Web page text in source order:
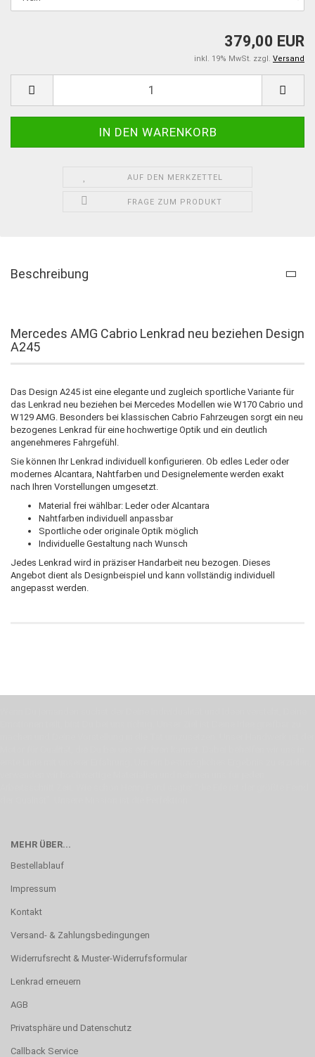
379,00 EUR
inkl. 19% MwSt. zzgl. Versand
AUF DEN MERKZETTEL
FRAGE ZUM PRODUKT
Beschreibung
Mercedes AMG Cabrio Lenkrad neu beziehen Design
A245
Das Design A245 ist eine elegante und zugleich sportliche Variante für
das Lenkrad neu beziehen bei Mercedes Modellen wie W170 Cabrio und
W129 AMG. Besonders bei klassischen Cabrio Fahrzeugen sorgt ein neu
bezogenes Lenkrad für eine hochwertige Optik und ein deutlich
angenehmeres Fahrgefühl.
Sie können Ihr Lenkrad individuell konfigurieren. Ob edles Leder oder
modernes Alcantara, Nahtfarben und Designelemente werden exakt
nach Ihren Vorstellungen umgesetzt.
Material frei wählbar: Leder oder Alcantara
Nahtfarben individuell anpassbar
Sportliche oder originale Optik möglich
Individuelle Gestaltung nach Wunsch
Jedes Lenkrad wird in präziser Handarbeit neu bezogen. Dieses
Angebot dient als Designbeispiel und kann vollständig individuell
angepasst werden.
MEHR ÜBER...
Bestellablauf
Impressum
Kontakt
Versand- & Zahlungsbedingungen
Widerrufsrecht & Muster-Widerrufsformular
Lenkrad erneuern
AGB
Privatsphäre und Datenschutz
Callback Service